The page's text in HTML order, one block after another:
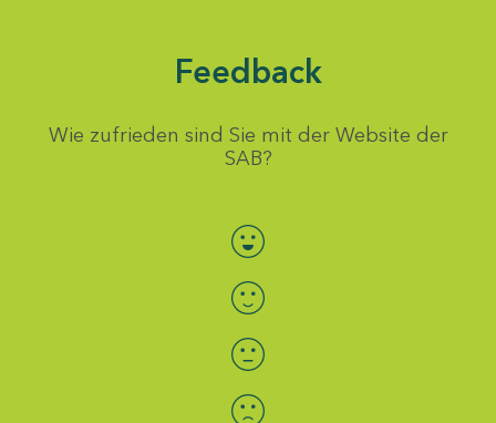
Feedback
Wie zufrieden sind Sie mit der Website der
SAB?
Bewertung auswählen